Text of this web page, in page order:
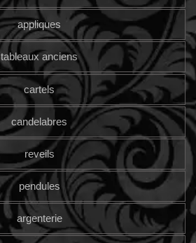
appliques
tableaux anciens
cartels
candelabres
reveils
pendules
argenterie